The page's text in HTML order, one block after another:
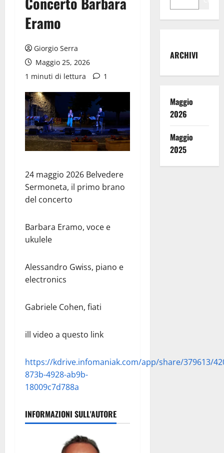
Eramo
Giorgio Serra
Maggio 25, 2026
1 minuti di lettura
1
24 maggio 2026 Belvedere
Sermoneta, il primo brano
del concerto
Barbara Eramo, voce e
ukulele
Alessandro Gwiss, piano e
electronics
Gabriele Cohen, fiati
ill video a questo link
https://kdrive.infomaniak.com/app/share/379613/
873b-4928-ab9b-
18009c7d788a
INFORMAZIONI SULL'AUTORE
ARCHIVI
Maggio
2026
Maggio
2025